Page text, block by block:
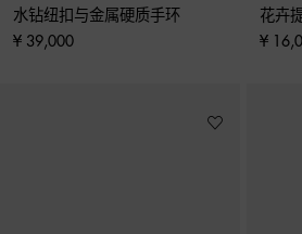
水钻纽扣与金属硬质手环
¥ 39,000
花卉
¥